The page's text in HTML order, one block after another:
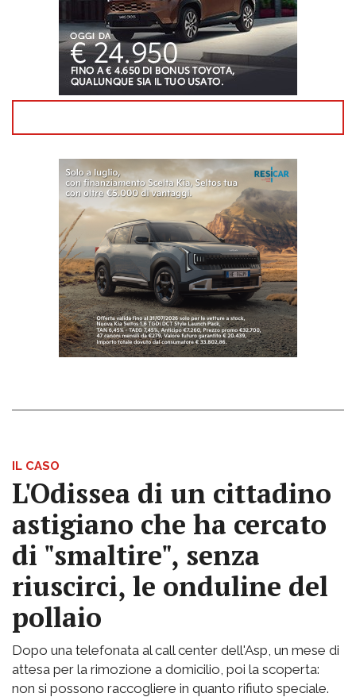
IL CASO
L'Odissea di un cittadino
astigiano che ha cercato
di "smaltire", senza
riuscirci, le onduline del
pollaio
Dopo una telefonata al call center dell'Asp, un mese di
attesa per la rimozione a domicilio, poi la scoperta:
non si possono raccogliere in quanto rifiuto speciale.